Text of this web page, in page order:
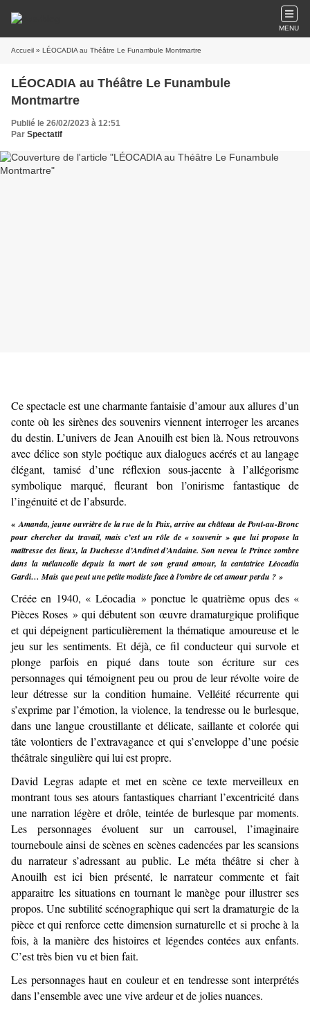
MENU
Accueil » LÉOCADIA au Théâtre Le Funambule Montmartre
LÉOCADIA au Théâtre Le Funambule
Montmartre
Publié le 26/02/2023 à 12:51
Par Spectatif
Ce spectacle est une charmante fantaisie d’amour aux allures d’un
conte où les sirènes des souvenirs viennent interroger les arcanes
du destin. L’univers de Jean Anouilh est bien là. Nous retrouvons
avec délice son style poétique aux dialogues acérés et au langage
élégant, tamisé d’une réflexion sous-jacente à l’allégorisme
symbolique marqué, fleurant bon l’onirisme fantastique de
l’ingénuité et de l’absurde.
«Amanda, jeune ouvrière de la rue de la Paix, arrive au château de Pont-au-Bronc
pour chercher du travail, mais c’est un rôle de « souvenir » que lui propose la
maîtresse des lieux, la Duchesse d’Andinet d’Andaine. Son neveu le Prince sombre
dans la mélancolie depuis la mort de son grand amour, la cantatrice Léocadia
Gardi… Mais que peut une petite modiste face à l’ombre de cet amour perdu ? »
Créée en 1940, « Léocadia » ponctue le quatrième opus des «
Pièces Roses » qui débutent son œuvre dramaturgique prolifique
et qui dépeignent particulièrement la thématique amoureuse et le
jeu sur les sentiments. Et déjà, ce fil conducteur qui survole et
plonge parfois en piqué dans toute son écriture sur ces
personnages qui témoignent peu ou prou de leur révolte voire de
leur détresse sur la condition humaine. Velléité récurrente qui
s’exprime par l’émotion, la violence, la tendresse ou le burlesque,
dans une langue croustillante et délicate, saillante et colorée qui
tâte volontiers de l’extravagance et qui s’enveloppe d’une poésie
théâtrale singulière qui lui est propre.
David Legras adapte et met en scène ce texte merveilleux en
montrant tous ses atours fantastiques charriant l’excentricité dans
une narration légère et drôle, teintée de burlesque par moments.
Les personnages évoluent sur un carrousel, l’imaginaire
tourneboule ainsi de scènes en scènes cadencées par les scansions
du narrateur s’adressant au public. Le méta théâtre si cher à
Anouilh est ici bien présenté, le narrateur commente et fait
apparaitre les situations en tournant le manège pour illustrer ses
propos. Une subtilité scénographique qui sert la dramaturgie de la
pièce et qui renforce cette dimension surnaturelle et si proche à la
fois, à la manière des histoires et légendes contées aux enfants.
C’est très bien vu et bien fait.
Les personnages haut en couleur et en tendresse sont interprétés
dans l’ensemble avec une vive ardeur et de jolies nuances.